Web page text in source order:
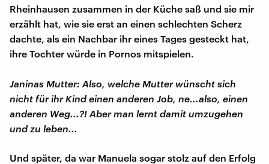
Rheinhausen zusammen in der Küche saß und sie mir
erzählt hat, wie sie erst an einen schlechten Scherz
dachte, als ein Nachbar ihr eines Tages gesteckt hat,
ihre Tochter würde in Pornos mitspielen.
Janinas Mutter: Also, welche Mutter wünscht sich
nicht für ihr Kind einen anderen Job, ne...also, einen
anderen Weg...?! Aber man lernt damit umzugehen
und zu leben...
Und später, da war Manuela sogar stolz auf den Erfolg